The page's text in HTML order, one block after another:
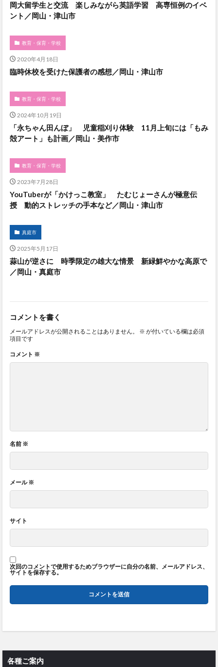
岡大留学生と交流 楽しみながら英語学習 高専恒例のイベ
ント／岡山・津山市
教育・保育・学校
2020年4月18日
臨時休校を受けた保護者の感想／岡山・津山市
教育・保育・学校
2024年10月19日
「永ちゃん田んぼ」 児童稲刈り体験 11月上旬には「もみ
殻アート」も計画／岡山・美作市
教育・保育・学校
2023年7月28日
YouTuberが「かけっこ教室」 たむじょーさんが極意伝
授 動的ストレッチの手本など／岡山・津山市
真庭市
2025年5月17日
蒜山が逆さに 時季限定の雄大な情景 新緑鮮やかな高原で
／岡山・真庭市
コメントを書く
メールアドレスが公開されることはありません。 ※ が付いている欄は必須
項目です
コメント ※
名前 ※
メール※
サイト
次回のコメントで使用するためブラウザーに自分の名前、メールアドレス、
サイトを保存する。
各種ご案内